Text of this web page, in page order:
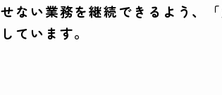
せない業務を継続できるよう、
しています。